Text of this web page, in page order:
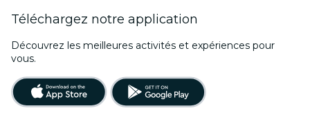
Téléchargez notre application
Découvrez les meilleures activités et expériences pour
vous.